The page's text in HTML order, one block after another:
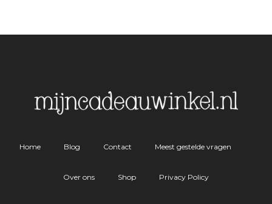
Home Blog Contact Meest gestelde vragen
Over ons Shop Privacy Policy